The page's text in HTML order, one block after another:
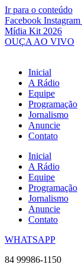
Ir para o conteúdo
Facebook Instagram
Mídia Kit 2026
OUÇA AO VIVO
Inicial
A Rádio
Equipe
Programação
Jornalismo
Anuncie
Contato
Inicial
A Rádio
Equipe
Programação
Jornalismo
Anuncie
Contato
WHATSAPP
84 99986-1150